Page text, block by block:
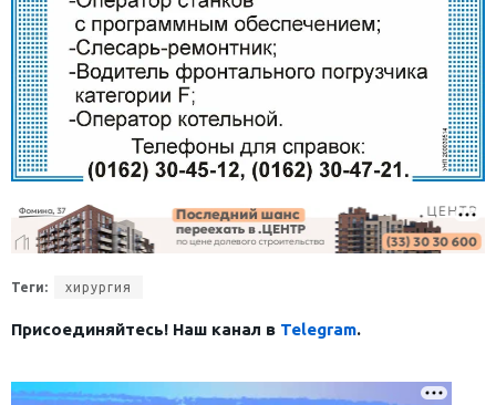
Теги: хирургия
Присоединяйтесь! Наш канал в Telegram.